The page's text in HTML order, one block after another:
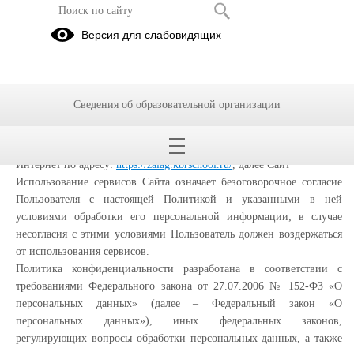
Политика конфиденциальности
центр дополнительного образования" Зольского муниципального
Администрация Сайта) применяется при использовании в сети
Интернет по адресу: https://zalag.kbrschool.ru/ , далее Сайт
Использование сервисов Сайта означает безоговорочное согласие
Пользователя с настоящей Политикой и указанными в ней
условиями обработки его персональной информации; в случае
несогласия с этими условиями Пользователь должен воздержаться
от использования сервисов.
Политика конфиденциальности разработана в соответствии с
требованиями Федерального закона от 27.07.2006 № 152-ФЗ «О
персональных данных» (далее – Федеральный закон «О
персональных данных»), иных федеральных законов,
регулирующих вопросы обработки персональных данных, а также
Версия для слабовидящих
Сведения об образовательной организации